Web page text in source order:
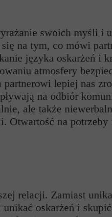
swoich myśli i
na tym, co mówi
języka oskarżeń i
atmosfery
lepiej nas
na odbiór
ale także
Otwartość na potrzeby
relacji. Zamiast
oskarżeń i